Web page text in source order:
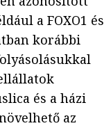
a FOXO1 és
korábbi
és a házi
az